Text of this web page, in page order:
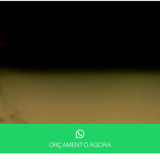
predominância de uma visão...
ORÇAMENTO AGORA